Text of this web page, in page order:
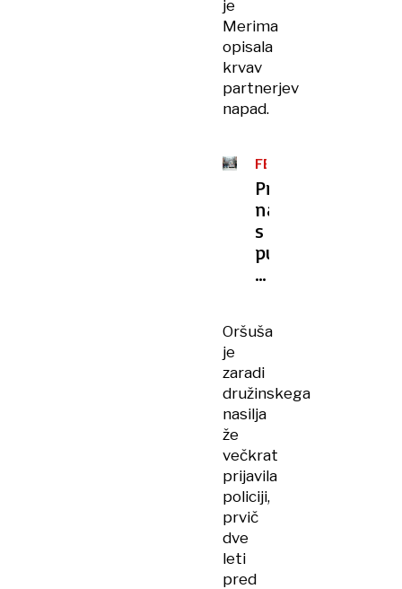
je
Merima
opisala
krvav
partnerjev
napad.
FEMICID
Preživela
napad
s
puško,
noseča
ne:
je,
da
bo
pobil
vso
družino
Oršuša
je
zaradi
družinskega
nasilja
že
večkrat
prijavila
policiji,
prvič
dve
leti
pred